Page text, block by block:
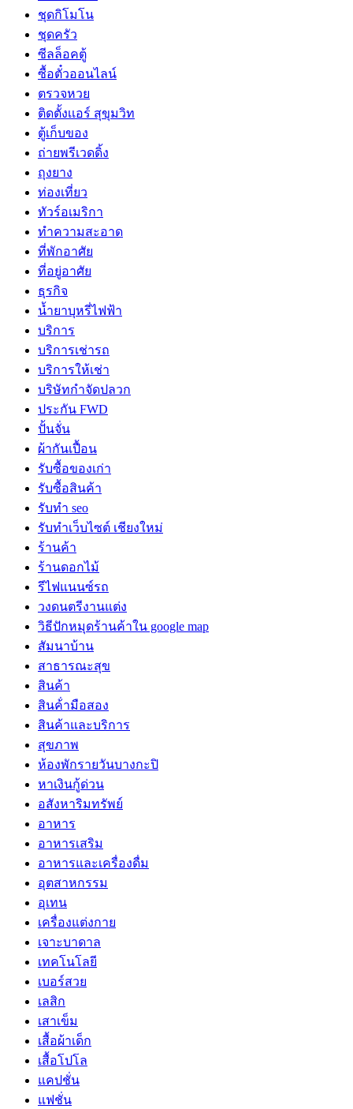
ชุดกิโมโน
ชุดครัว
ซีลล็อคตู้
ซื้อตั๋วออนไลน์
ตรวจหวย
ติดตั้งเเอร์ สุขุมวิท
ตู้เก็บของ
ถ่ายพรีเวดดิ้ง
ถุงยาง
ท่องเที่ยว
ทัวร์อเมริกา
ทำความสะอาด
ที่พักอาศัย
ที่อยู่อาศัย
ธุรกิจ
น้ำยาบุหรี่ไฟฟ้า
บริการ
บริการเช่ารถ
บริการให้เช่า
บริษัทกำจัดปลวก
ประกัน FWD
ปั้นจั่น
ผ้ากันเปื้อน
รับซื้อของเก่า
รับซื้อสินค้า
รับทำ seo
รับทำเว็บไซต์ เชียงใหม่
ร้านค้า
ร้านดอกไม้
รีไฟแนนซ์รถ
วงดนตรีงานแต่ง
วิธีปักหมุดร้านค้าใน google map
สัมนาบ้าน
สาธารณะสุข
สินค้า
สินค้่ามือสอง
สินค้าและบริการ
สุขภาพ
ห้องพักรายวันบางกะปิ
หาเงินกู้ด่วน
อสังหาริมทรัพย์
อาหาร
อาหารเสริม
อาหารและเครื่องดื่ม
อุตสาหกรรม
อุเทน
เครื่องแต่งกาย
เจาะบาดาล
เทคโนโลยี
เบอร์สวย
เลสิก
เสาเข็ม
เสื้อผ้าเด็ก
เสื้อโปโล
แคปชั่น
แฟชั่น